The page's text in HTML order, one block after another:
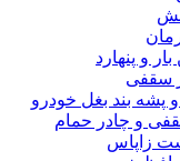
و پنهارد
سقفی
پشه بند بغل خودرو
و چادر حمام
زاپاس